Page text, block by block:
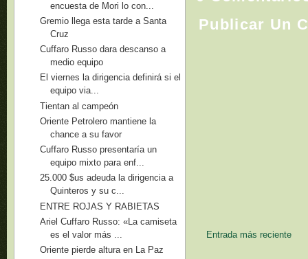
Publicar Un
Entrada más reciente
encuesta de Mori lo con...
Gremio llega esta tarde a Santa
Cruz
Cuffaro Russo dara descanso a
medio equipo
El viernes la dirigencia definirá si el
equipo via...
Tientan al campeón
Oriente Petrolero mantiene la
chance a su favor
Cuffaro Russo presentaría un
equipo mixto para enf...
25.000 $us adeuda la dirigencia a
Quinteros y su c...
ENTRE ROJAS Y RABIETAS
Ariel Cuffaro Russo: «La camiseta
es el valor más ...
Oriente pierde altura en La Paz